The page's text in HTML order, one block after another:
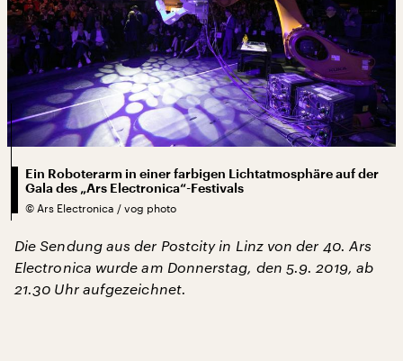
Ein Roboterarm in einer farbigen Lichtatmosphäre auf der
Gala des „Ars Electronica“-Festivals
© Ars Electronica / vog photo
Die Sendung aus der Postcity in Linz von der 40. Ars
Electronica wurde am Donnerstag, den 5.9. 2019, ab
21.30 Uhr aufgezeichnet.